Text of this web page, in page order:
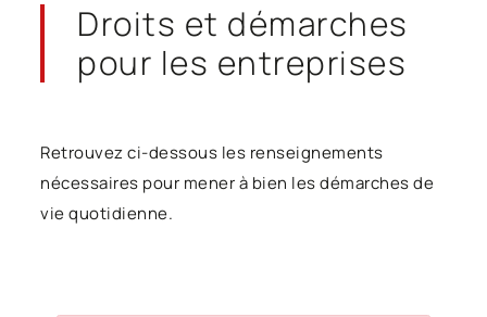
Droits et démarches
pour les entreprises
Retrouvez ci-dessous les renseignements
nécessaires pour mener à bien les démarches de
vie quotidienne.